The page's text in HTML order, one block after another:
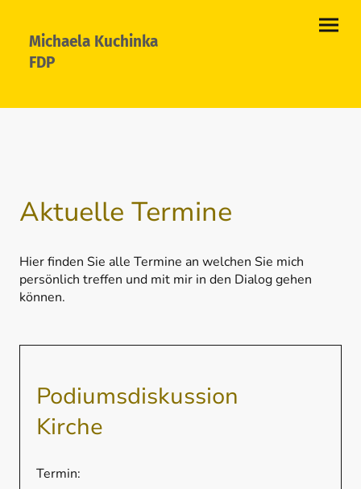
Michaela Kuchinka
FDP
Aktuelle Termine
Hier finden Sie alle Termine an welchen Sie mich
persönlich treffen und mit mir in den Dialog gehen
können.
Podiumsdiskussion
Kirche
Termin: